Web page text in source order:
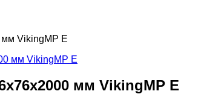
мм VikingMP E
мм VikingMP E